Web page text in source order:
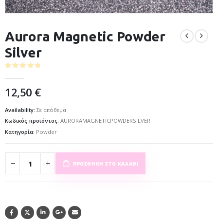
Aurora Magnetic Powder
Silver
12,50 €
Availability: Σε απόθεμα
Κωδικός προϊόντος: AURORAMAGNETICPOWDERSILVER
Κατηγορία: Powder
ΠΡΟΣΘΉΚΗ ΣΤΟ ΚΑΛΆΘΙ